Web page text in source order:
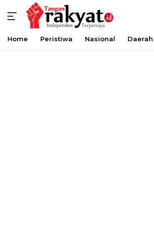
Langsung
Home Peristiwa Nasional Daerah